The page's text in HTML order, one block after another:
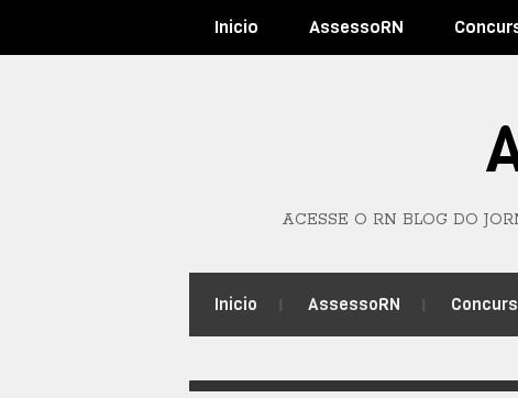
Inicio AssessoRN
ACESSE O RN BLOG DO
Inicio AssessoRN